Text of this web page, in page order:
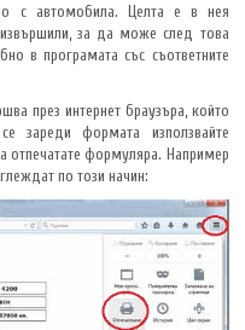
с автомобила. Целта е в нея
за да може след това
в програмата със съответните
през интернет браузъра, който
зареди формата използвайте
отпечатате формуляра. Например
по този начин: